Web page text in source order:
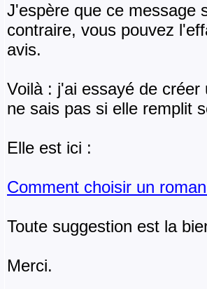
J'espère que ce message
contraire, vous pouvez
avis.
Voilà : j'ai essayé de
ne sais pas si elle remplit
Elle est ici :
Comment choisir un
Toute suggestion est la
Merci.